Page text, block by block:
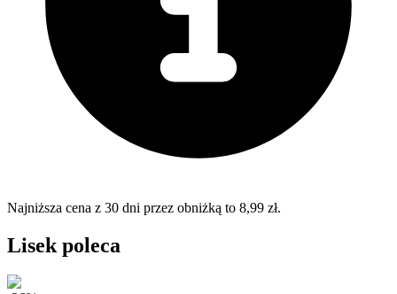
Najniższa cena z 30 dni przez obniżką to 8,99 zł.
Lisek poleca